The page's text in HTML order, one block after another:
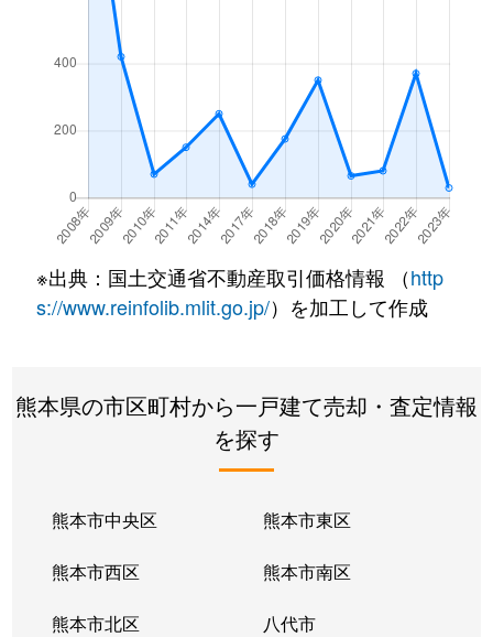
※出典：国土交通省不動産取引価格情報 （http
s://www.reinfolib.mlit.go.jp/）を加工して作成
熊本県の市区町村から一戸建て売却・査定情報
を探す
熊本市中央区 熊本市東区
熊本市西区 熊本市南区
熊本市北区 八代市